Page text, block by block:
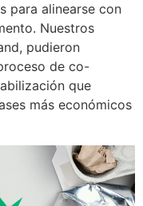
para alinearse con
Nuestros
pudieron
de co-
que
más económicos